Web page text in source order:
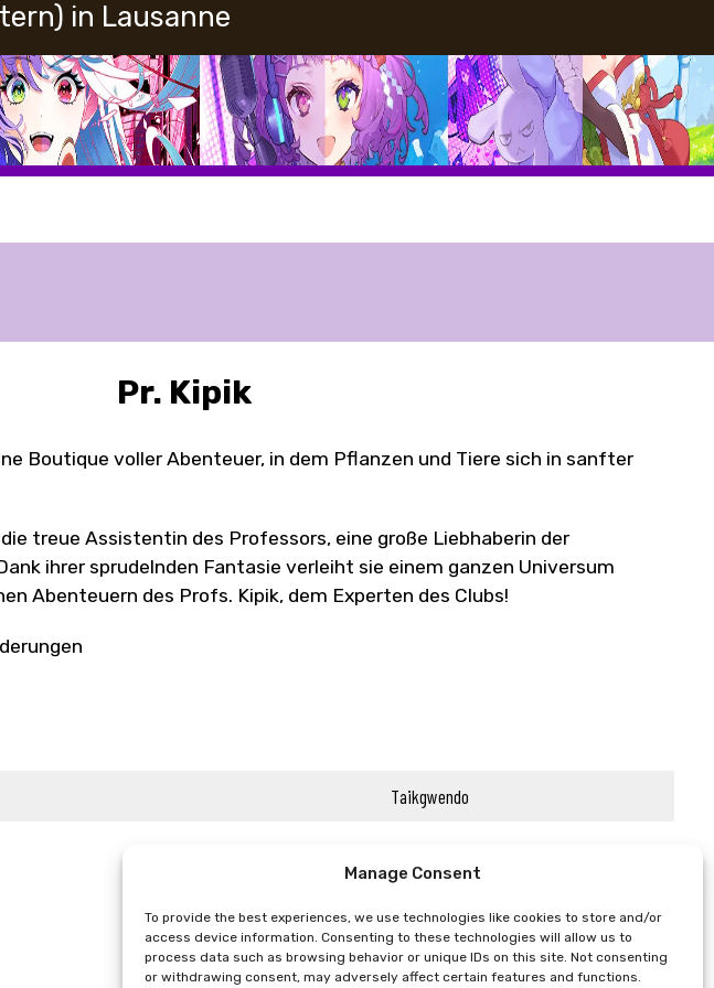
Manage Consent
To provide the best experiences, we use technologies like cookies to store and/or
access device information. Consenting to these technologies will allow us to
process data such as browsing behavior or unique IDs on this site. Not consenting
or withdrawing consent, may adversely affect certain features and functions.
in Lausanne
Pr. Kipik
Boutique voller Abenteuer, in dem Pflanzen und Tiere sich in sanfter
treue Assistentin des Professors, eine große Liebhaberin der
ihrer sprudelnden Fantasie verleiht sie einem ganzen Universum
Abenteuern des Profs. Kipik, dem Experten des Clubs!
Taikgwendo